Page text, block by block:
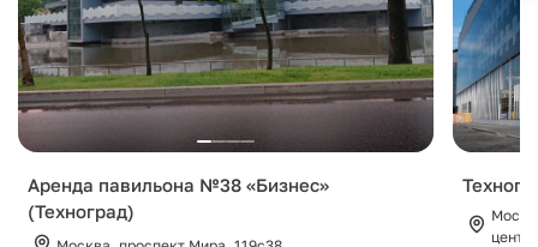
Аренда павильона №38 «Бизнес»
(Техноград)
центр